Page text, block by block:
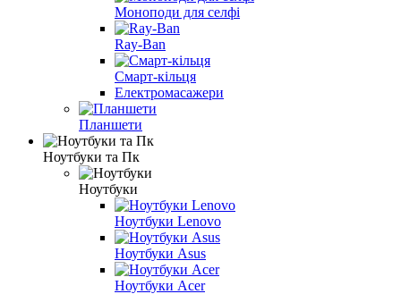
Моноподи для селфі
Ray-Ban
Смарт-кільця
Електромасажери
Планшети
Ноутбуки та Пк
Ноутбуки
Ноутбуки Lenovo
Ноутбуки Asus
Ноутбуки Acer